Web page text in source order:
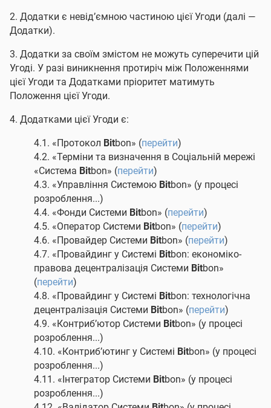
2. Додатки є невід’ємною частиною цієї Угоди (далі —
Додатки).
3. Додатки за своїм змістом не можуть суперечити цій
Угоді. У разі виникнення протиріч між Положеннями
цієї Угоди та Додатками пріоритет матимуть
Положення цієї Угоди.
4. Додатками цієї Угоди є:
4.1. «Протокол Bitbon» (перейти)
4.2. «Терміни та визначення в Соціальній мережі
«Система Bitbon» (перейти)
4.3. «Управління Системою Bitbon» (у процесі
розроблення...)
4.4. «Фонди Системи Bitbon» (перейти)
4.5. «Оператор Системи Bitbon» (перейти)
4.6. «Провайдер Системи Bitbon» (перейти)
4.7. «Провайдинг у Системі Bitbon: економіко-
правова децентралізація Системи Bitbon»
(перейти)
4.8. «Провайдинг у Системі Bitbon: технологічна
децентралізація Системи Bitbon» (перейти)
4.9. «Контриб’ютор Системи Bitbon» (у процесі
розроблення...)
4.10. «Контриб’ютинг у Системі Bitbon» (у процесі
розроблення...)
4.11. «Інтегратор Системи Bitbon» (у процесі
розроблення...)